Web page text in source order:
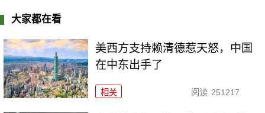
大家都在看
美西方支持赖清德惹天怒，中国
在中东出手了
相关 阅读 251217